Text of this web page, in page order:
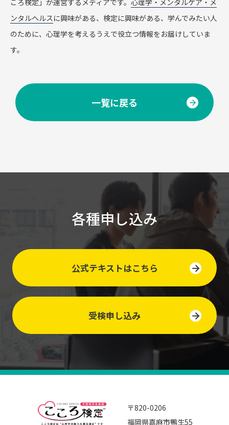
ころ検定」が運営するメディアです。 心理学・メンタルケア・メ
ンタルヘルスに興味がある、検定に興味がある、学んでみたい人
のために、心理学を考えるうえで役立つ情報をお届けしていま
す。
一覧に戻る
各種申し込み
公式テキストはこちら
受検申し込み
〒820-0206
福岡県嘉麻市鴨生55